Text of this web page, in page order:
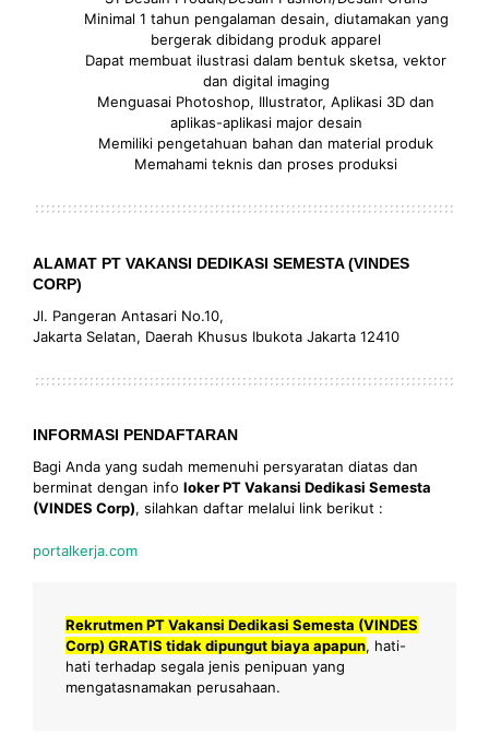
Minimal 1 tahun pengalaman desain, diutamakan yang
bergerak dibidang produk apparel
Dapat membuat ilustrasi dalam bentuk sketsa, vektor
dan digital imaging
Menguasai Photoshop, Illustrator, Aplikasi 3D dan
aplikas-aplikasi major desain
Memiliki pengetahuan bahan dan material produk
Memahami teknis dan proses produksi
ALAMAT PT VAKANSI DEDIKASI SEMESTA (VINDES
CORP)
Jl. Pangeran Antasari No.10,
Jakarta Selatan, Daerah Khusus Ibukota Jakarta 12410
INFORMASI PENDAFTARAN
Bagi Anda yang sudah memenuhi persyaratan diatas dan
berminat dengan info loker PT Vakansi Dedikasi Semesta
(VINDES Corp), silahkan daftar melalui link berikut :
portalkerja.com
Rekrutmen PT Vakansi Dedikasi Semesta (VINDES
Corp) GRATIS tidak dipungut biaya apapun, hati-
hati terhadap segala jenis penipuan yang
mengatasnamakan perusahaan.